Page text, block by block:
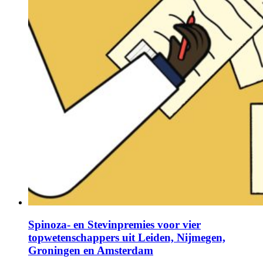
Spinoza- en Stevinpremies voor vier
topwetenschappers uit Leiden, Nijmegen,
Groningen en Amsterdam